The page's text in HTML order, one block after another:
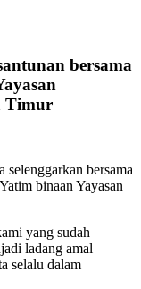
bersama
Timur
bersama
binaan Yayasan
yang sudah
ladang amal
selalu dalam